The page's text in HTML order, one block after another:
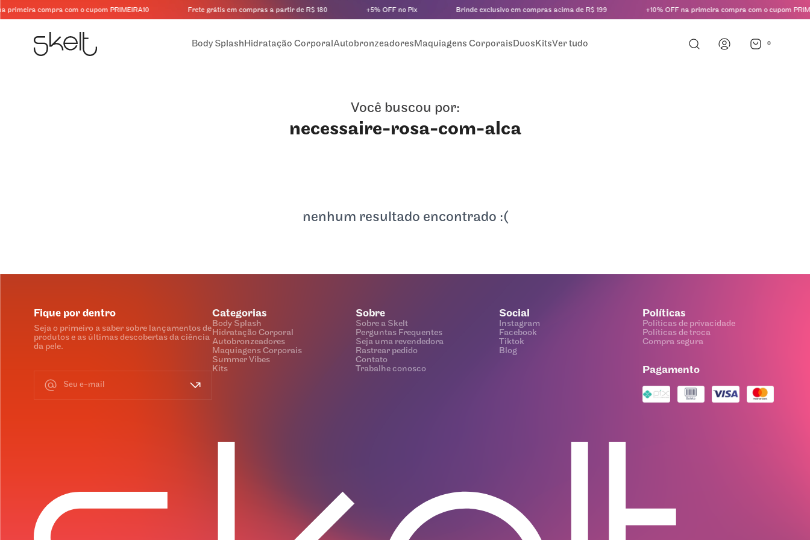
primeira compra com o cupom PRIMEIRA10 Frete grátis em compras a partir de R$ 180 +5% OFF no Pix Brinde exclusivo em compras acima de R$ 199 +10% OFF na primeira compra com o cupom
Body Splash Hidratação CorporalAutobronzeadoresMaquiagens Corporais Duos KitsVer tudo 0
Você buscou por:
necessaire-rosa-com-alca
nenhum resultado encontrado :(
Fique por dentro
Seja o primeiro a saber sobre lançamentos de
produtos e as últimas descobertas da ciência
da pele.
Categorias
Body Splash
Hidratação Corporal
Autobronzeadores
Maquiagens Corporais
Summer Vibes
Kits
Sobre
Sobre a Skelt
Perguntas Frequentes
Seja uma revendedora
Rastrear pedido
Contato
Trabalhe conosco
Social
Instagram
Facebook
Tiktok
Blog
Políticas
Políticas de privacidade
Políticas de troca
Compra segura
Pagamento